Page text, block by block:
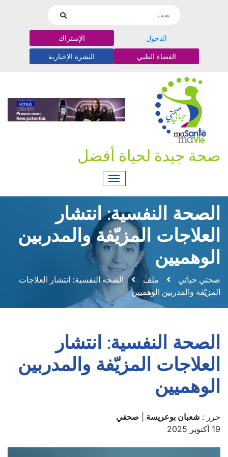
الدخول الإشتراك
الفضاء الطبي النشرة الإخبارية
صحة جيدة لحياة أفضل
الصحة النفسية: انتشار
العلاجات المزيّفة والمدربين
الوهميين
صحتي حياتي ملف
الصحة النفسية: انتشار العلاجات
المزيّفة والمدربين الوهميين
الصحة النفسية: انتشار
العلاجات المزيّفة والمدربين
الوهميين
حرر : شعبان بوعريسة
صحفي
19 أكتوبر 2025